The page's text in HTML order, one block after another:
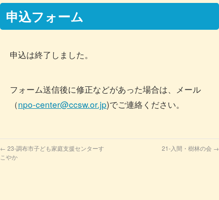
申込フォーム
申込は終了しました。
フォーム送信後に修正などがあった場合は、メール
（npo-center@ccsw.or.jp)でご連絡ください。
← 23-調布市子ども家庭支援センターす
こやか
21-入間・樹林の会 →